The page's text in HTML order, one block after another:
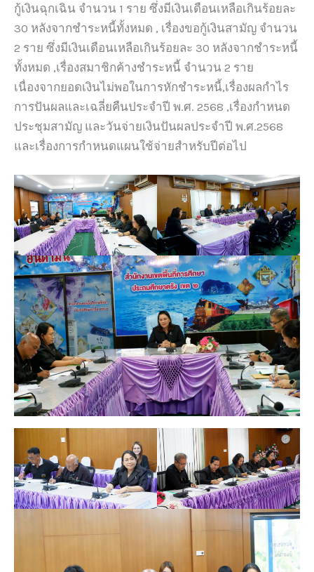
กู้เงินฉุกเฉิน จำนวน 1 ราย ซึ่งมีเงินเดือนเหลือเกินร้อยละ
30 หลังจากชำระหนี้ทั้งหมด , เรื่องขอกู้เงินสามัญ จำนวน
2 ราย ซึ่งมีเงินเดือนเหลือเกินร้อยละ 30 หลังจากชำระหนี้
ทั้งหมด ,เรื่องสมาชิกค้างชำระหนี้ จำนวน 2 ราย
เนื่องจากยอดเงินไม่พอในการหักชำระหนี้,เรื่องผลกำไร
การปันผลและเฉลี่ยคืนประจำปี พ.ศ. 2568 ,เรื่องกำหนด
ประชุมสามัญ และวันจ่ายเงินปันผลประจำปี พ.ศ.2568
และเรื่องการกำหนดแผนใช้จ่ายสำหรับปีต่อไป